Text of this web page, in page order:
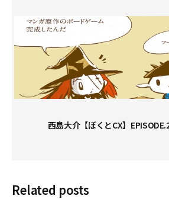
西島大介【ぼくとCX】
Related posts